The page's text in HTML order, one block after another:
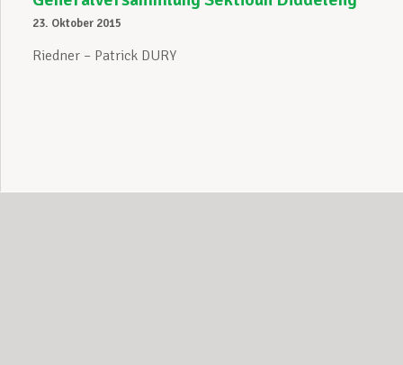
23. Oktober 2015
Riedner – Patrick DURY